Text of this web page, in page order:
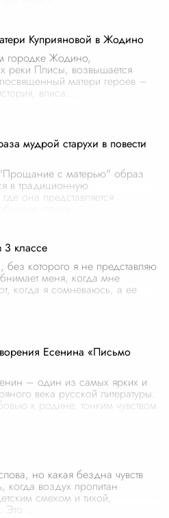
Куприяновой в Жодино
городке Жодино,
реки Плисы, возвышается
матери героев –
вписа
мудрой старухи в повести
с матерью" образ
в традиционную
она представляется
классе
без которого я не представляю
меня, когда мне
когда я сомневаюсь, а ее
Есенина «Письмо
– один из самых ярких и
века русской литературы.
к родине, тонким чувством
но какая бездна чувств
воздух пропитан
смехом и тихой,
Это